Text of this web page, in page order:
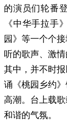
的演员们轮番
《中华手拉手
园》等一个个
听的歌声、激
其中，并不时
诵《桃园乡约
高潮。台上载
和谐的气氛。